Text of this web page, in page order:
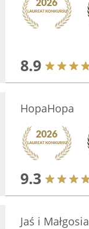
8.9
HopaHopa
9.3
Jaś i Małgosia